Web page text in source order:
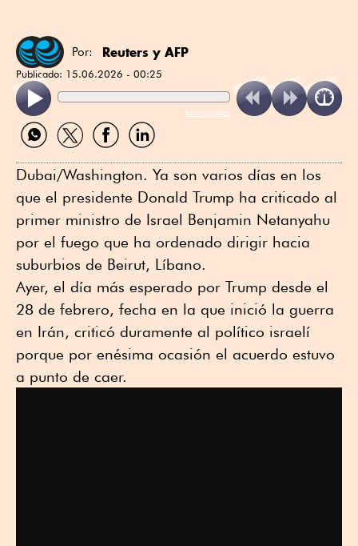
Por: Reuters y AFP
Publicado: 15.06.2026 - 00:25
ReadSpeaker
Compartir
por
Compartir
por
Compartir
por
Compartir
por
Dubai/Washington. Ya son varios días en los
que el presidente Donald Trump ha criticado al
primer ministro de Israel Benjamin Netanyahu
por el fuego que ha ordenado dirigir hacia
suburbios de Beirut, Líbano.
Ayer, el día más esperado por Trump desde el
28 de febrero, fecha en la que inició la guerra
en Irán, criticó duramente al político israelí
porque por enésima ocasión el acuerdo estuvo
a punto de caer.